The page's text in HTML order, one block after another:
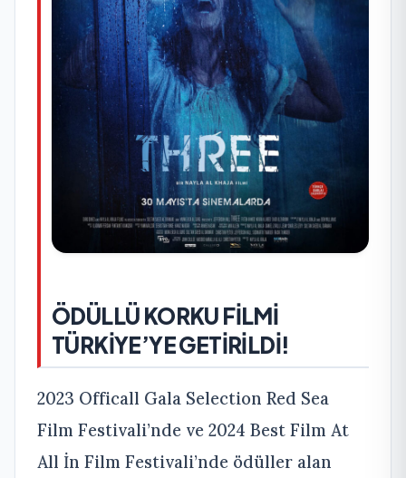
ÖDÜLLÜ KORKU FİLMİ
TÜRKİYE’YE GETİRİLDİ!
2023 Officall Gala Selection Red Sea
Film Festivali’nde ve 2024 Best Film At
All İn Film Festivali’nde ödüller alan